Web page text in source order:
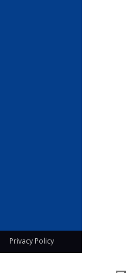
Privacy Policy